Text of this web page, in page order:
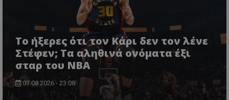
Το ήξερες ότι τον Κάρι δεν τον λένε
Στέφεν; Τα αληθινά ονόματα έξι
σταρ του NBA
07.08.2026 - 23:08